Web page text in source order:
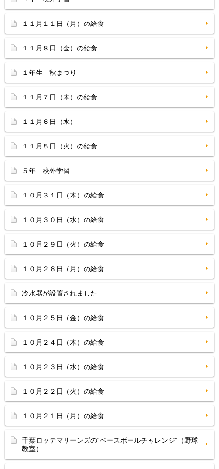
１１月１１日（月）の給食
１１月８日（金）の給食
１年生 秋まつり
１１月７日（木）の給食
１１月６日（水）
１１月５日（火）の給食
５年 校外学習
１０月３１日（木）の給食
１０月３０日（水）の給食
１０月２９日（火）の給食
１０月２８日（月）の給食
冷水器が設置されました
１０月２５日（金）の給食
１０月２４日（木）の給食
１０月２３日（水）の給食
１０月２２日（火）の給食
１０月２１日（月）の給食
千葉ロッテマリーンズの“ベースボールチャレンジ”（野球
教室）